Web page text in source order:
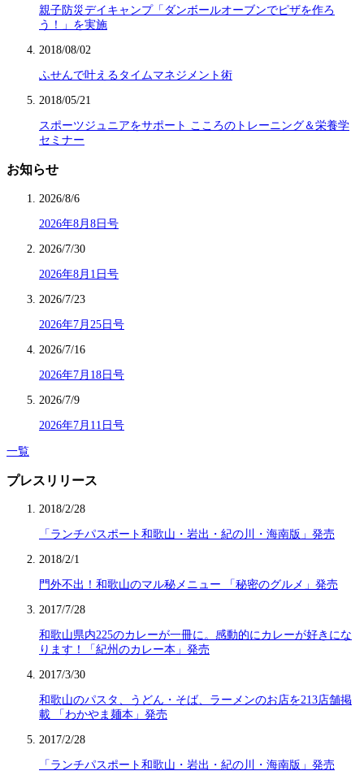
親子防災デイキャンプ「ダンボールオーブンでピザを作ろ
う！」を実施
2018/08/02
ふせんで叶えるタイムマネジメント術
2018/05/21
スポーツジュニアをサポート こころのトレーニング＆栄養学
セミナー
お知らせ
2026/8/6
2026年8月8日号
2026/7/30
2026年8月1日号
2026/7/23
2026年7月25日号
2026/7/16
2026年7月18日号
2026/7/9
2026年7月11日号
一覧
プレスリリース
2018/2/28
「ランチパスポート和歌山・岩出・紀の川・海南版」発売
2018/2/1
門外不出！和歌山のマル秘メニュー 「秘密のグルメ」発売
2017/7/28
和歌山県内225のカレーが一冊に。感動的にカレーが好きにな
ります！「紀州のカレー本」発売
2017/3/30
和歌山のパスタ、うどん・そば、ラーメンのお店を213店舗掲
載 「わかやま麺本」発売
2017/2/28
「ランチパスポート和歌山・岩出・紀の川・海南版」発売